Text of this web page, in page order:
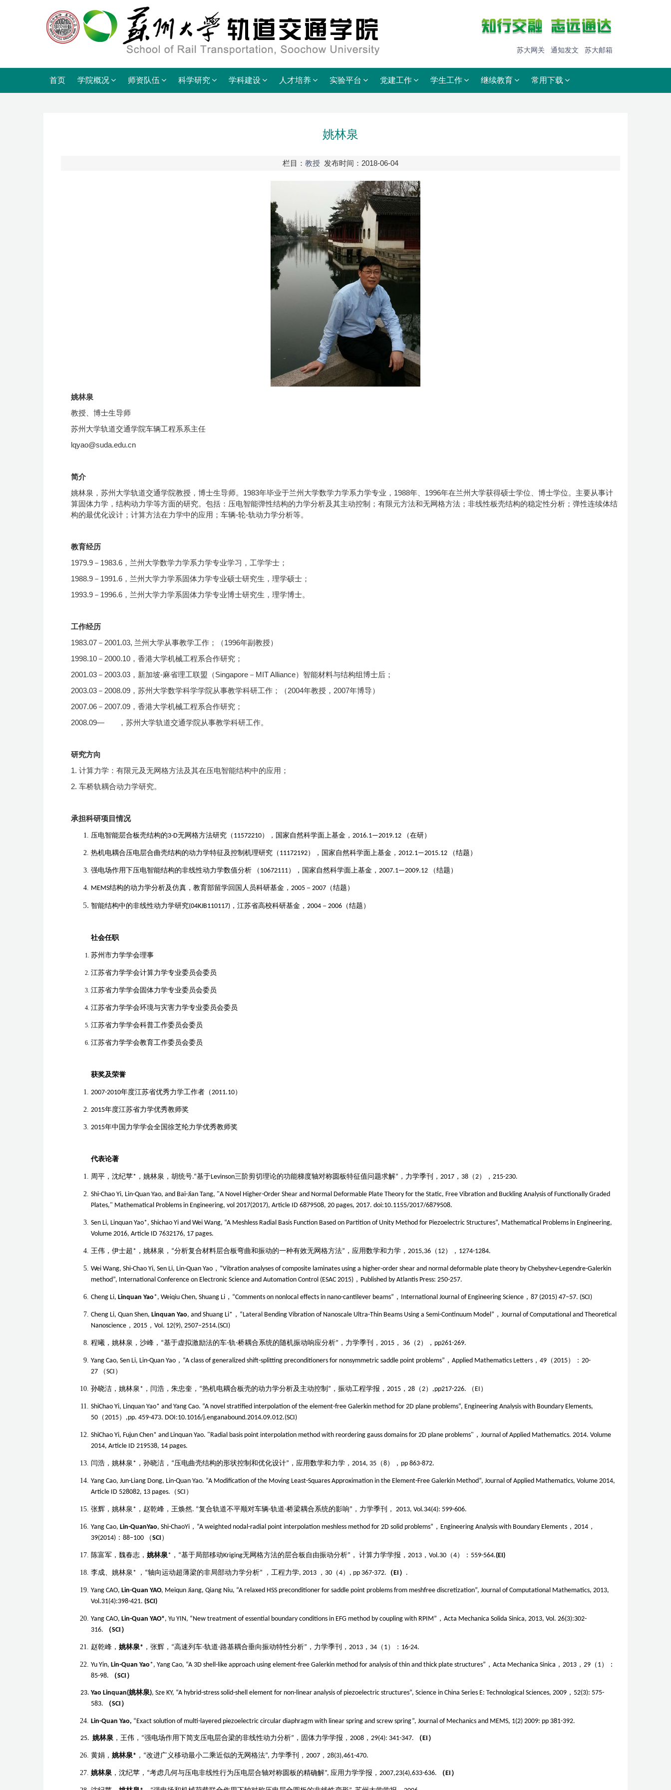
苏大网关 通知发文 苏大邮箱
首页 学院概况 师资队伍 科学研究 学科建设 人才培养 实验平台 党建工作 学生工作 继续教育 常用下载
姚林泉
栏目： 教授 发布时间：2018-06-04
姚林泉
教授、博士生导师
苏州大学轨道交通学院车辆工程系系主任
lqyao@suda.edu.cn
简介
姚林泉 ，苏州大学轨道交通学院教授，博士生导师。 1983年毕业于兰州大学数学力学系力学专业 ， 1988年、 1996年在兰州大学获得硕士学位、博士学位。 主要从事计
算固体力学， 结构动力学等方面的研究。 包括：压电智能弹性结构的力学分析及其主动控制；有限元方法和无网格方法；非线性板壳结构的稳定性分析；弹性连续体结
构的最优化设计；计算方法在力学中的应用；车辆-轮-轨动力学分析等。
教育经历
1979.9－1983.6，兰州大学数学力学系力学专业学习，工学学士；
1988.9－1991.6 ，兰州大学力学系固体力学专业硕士研究生，理学硕士；
1993.9－1996.6 ，兰州大学力学系固体力学专业博士研究生，理学博士。
工作经历
1983.07－2001.03, 兰州大学从事教学工作；
（1996年副教授）
1998.10－2000.10，香港大学机械工程系合作研究；
2001.03－2003.03 ，新加坡-麻省理工联盟（Singapore － MIT Alliance）智能材料与结构组博士后；
2003.03－2008.09，苏州大学数学科学学院从事教学科研工作；
（2004年教授，2007年博导）
2007.06－2007.09，香港大学机械工程系合作研究；
2008.09— ，苏州大学轨道交通学院从事教学科研工作。
研究方向
1. 计算力学：有限元及无网格方法及其在压电智能结构中的应用 ；
2. 车桥轨耦合动力学研究。
承担科研项目情况
压电智能层合板壳结构的3-D无网格方法研究（ 11572210） ， 国家自然科学面上基金，2016.1—2019.12 （在研）
热机电耦合压电层合曲壳结构的动力学特征及控制机理研究 （ 11172192） ， 国家自然科学面上基金，2012.1—2015.12 （结题）
强电场作用下压电智能结构的非线性动力学数值分析 （ 10672111） ， 国家自然科学面上基金，2007.1—2009.12 （结题）
MEMS结构的动力学分析及仿真 ， 教育部留学回国人员科研基金 ， 2005 － 2007 （结题 ）
智能结构中的非线性动力学研究(04KJB110117) ， 江苏省高校科研基金 ， 2004 － 2006 （结题 ）
社会任职
苏州市力学学会理事
江苏省力学学会计算力学专业委员会委员
江苏省力学学会固体力学专业委员会委员
江苏省力学学会环境与灾害力学专业委员会委员
江苏省力学学会科普工作委员会委员
江苏省力学学会教育工作委员会委员
获奖及荣誉
2007-2010年度江苏省优秀力学工作者（2011.10）
2015年度江苏省力学优秀教师奖
2015年中国力学学会全国徐芝纶力学优秀教师奖
代表论著
周平，沈纪苹* ，姚林泉，胡统号.“基于Levinson三阶剪切理论的功能梯度轴对称圆板特征值问题求解”， 力学季刊， 2017 ， 38 （2）， 215-230.
Shi-Chao Yi, Lin-Quan Yao, and Bai-Jian Tang, "A Novel Higher-Order Shear and Normal Deformable Plate Theory for the Static, Free Vibration and Buckling Analysis of Functionally Graded
Plates," Mathematical Problems in Engineering, vol 2017(2017), Article ID 6879508, 20 pages, 2017. doi:10.1155/2017/6879508.
Sen Li, Linquan Yao*, Shichao Yi and Wei Wang, “A Meshless Radial Basis Function Based on Partition of Unity Method for Piezoelectric Structures”, Mathematical Problems in Engineering,
Volume 2016, Article ID 7632176, 17 pages.
王伟，伊士超* ，姚林泉，“分析复合材料层合板弯曲和振动的一种有效无网格方法”，应用数学和力学， 2015,36 （ 12）， 1274-1284.
Wei Wang, Shi-Chao Yi, Sen Li, Lin-Quan Yao ， “Vibration analyses of composite laminates using a higher-order shear and normal deformable plate theory by Chebyshev-Legendre-Galerkin
method”, International Conference on Electronic Science and Automation Control (ESAC 2015) ， Published by Atlantis Press: 250-257.
Cheng Li, Linquan Yao*, Weiqiu Chen, Shuang Li ， “Comments on nonlocal effects in nano-cantilever beams”，International Journal of Engineering Science ， 87 (2015) 47–57. (SCI)
Cheng Li, Quan Shen, Linquan Yao, and Shuang Li* ，“Lateral Bending Vibration of Nanoscale Ultra-Thin Beams Using a Semi-Continuum Model”，Journal of Computational and Theoretical
Nanoscience ， 2015 ， Vol. 12(9), 2507–2514.(SCI)
程曦，姚林泉，沙峰， “基于虚拟激励法的车-轨-桥耦合系统的随机振动响应分析”，力学季刊， 2015 ， 36 （2）， pp261-269.
Yang Cao, Sen Li, Lin-Quan Yao ， “A class of generalized shift-splitting preconditioners for nonsymmetric saddle point problems”，Applied Mathematics Letters ， 49 （2015） ： 20-
27
（SCI ）
孙晓洁，姚林泉* ，闫浩，朱忠奎， “热机电耦合板壳的动力学分析及主动控制 ”，振动工程学报， 2015 ， 28 （2） ,pp217-226. （ EI ）
ShiChao Yi, Linquan Yao* and Yang Cao. “A novel stratified interpolation of the element-free Galerkin method for 2D plane problems”, Engineering Analysis with Boundary Elements,
50 （2015） ,pp. 459-473. DOI:10.1016/j.enganabound.2014.09.012.(SCI)
ShiChao Yi, Fujun Chen* and Linquan Yao. "Radial basis point interpolation method with reordering gauss domains for 2D plane problems" ， Journal of Applied Mathematics. 2014. Volume
2014, Article ID 219538, 14 pages.
闫浩，姚林泉* ，孙晓洁，“压电曲壳结构的形状控制和优化设计”，应用数学和力学， 2014, 35 （8）， pp 863-872.
Yang Cao, Jun-Liang Dong, Lin-Quan Yao. “A Modification of the Moving Least-Squares Approximation in the Element-Free Galerkin Method”, Journal of Applied Mathematics, Volume 2014,
Article ID 528082, 13 pages. （SCI ）
张辉，姚林泉* ，赵乾峰，王焕然. “复合轨道不平顺对车辆-轨道-桥梁耦合系统的影响”，力学季刊， 2013, Vol.34(4): 599-606.
Yang Cao, Lin-QuanYao, Shi-ChaoYi ， “A weighted nodal-radial point interpolation meshless method for 2D solid problems”，Engineering Analysis with Boundary Elements ， 2014 ，
39(2014) ： 88–100 （SCI ）
陈富军，魏春志， 姚林泉* ， “基于局部移动Kriging无网格方法的层合板自由振动分析” ， 计算力学学报， 2013，Vol.30（4）：559-564.(EI)
李成、姚林泉* ， “轴向运动超薄梁的非局部动力学分析” ，工程力学, 2013 ， 30（4） , pp 367-372. （EI ） .
Yang CAO, Lin-Quan YAO, Meiqun Jiang, Qiang Niu, “A relaxed HSS preconditioner for saddle point problems from meshfree discretization”, Journal of Computational Mathematics, 2013,
Vol.31(4):398-421. (SCI)
Yang CAO, Lin-Quan YAO*, Yu YIN, “New treatment of essential boundary conditions in EFG method by coupling with RPIM” ， Acta Mechanica Solida Sinica, 2013, Vol. 26(3):302-
316.
（SCI ）
赵乾峰， 姚林泉* ，张辉， “高速列车-轨道-路基耦合垂向振动特性分析”，力学季刊， 2013 ， 34 （ 1）： 16-24.
Yu Yin, Lin-Quan Yao*, Yang Cao, “A 3D shell-like approach using element-free Galerkin method for analysis of thin and thick plate structures” ， Acta Mechanica Sinica ， 2013 ， 29 （ 1）：
85-98.
（SCI ）
Yao Linquan(姚林泉), Sze KY, “A hybrid-stress solid-shell element for non-linear analysis of piezoelectric structures”, Science in China Series E: Technological Sciences, 2009 ， 52(3): 575-
583.
（SCI ）
Lin-Quan Yao, “Exact solution of multi-layered piezoelectric circular diaphragm with linear spring and screw spring”, Journal of Mechanics and MEMS, 1(2) 2009: pp 381-392.
姚林泉 ，王伟， “强电场作用下简支压电层合梁的非线性动力分析” ，固体力学学报， 2008 ， 29(4): 341-347. （EI ）
黄娟， 姚林泉* ， “改进广义移动最小二乘近似的无网格法”, 力学季刊 ， 2007，28(3),461-470.
姚林泉 ， 沈纪苹 ， “考虑几何与压电非线性行为压电层合轴对称圆板的精确解”, 应用力学学报 ， 2007,23(4),633-636. （EI ）